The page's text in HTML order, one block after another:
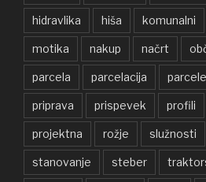
hidravlika hiša komunalni
motika nakup načrt
parcela parcelacija parcele
priprava prispevek profili
projektna rožje služnosti
stanovanje steber